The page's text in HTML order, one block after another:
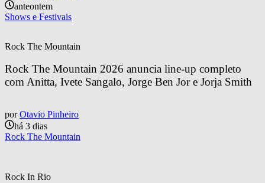
anteontem
Shows e Festivais
Rock The Mountain
Rock The Mountain 2026 anuncia line-up completo
com Anitta, Ivete Sangalo, Jorge Ben Jor e Jorja Smith
por Otavio Pinheiro
há 3 dias
Rock The Mountain
Rock In Rio